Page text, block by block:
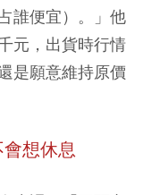
誰便宜）。」他
元，出貨時行情
是願意維持原價
想休息